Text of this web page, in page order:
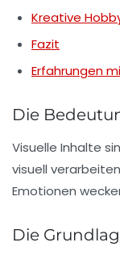
Kreative
Fazit
Erfahrungen
Die
Visuelle Inhalte
visuell
Emotionen
Die